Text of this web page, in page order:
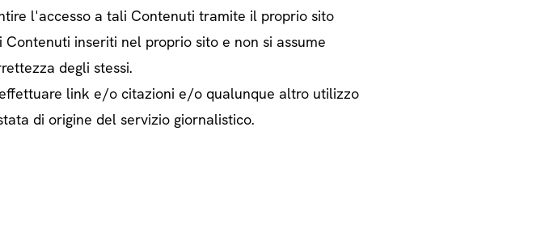
l'accesso a tali Contenuti tramite il proprio sito
inseriti nel proprio sito e non si assume
degli stessi.
link e/o citazioni e/o qualunque altro utilizzo
di origine del servizio giornalistico.